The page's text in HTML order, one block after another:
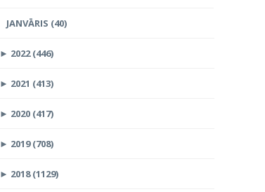
JANVĀRIS (40)
► 2022 (446)
► 2021 (413)
► 2020 (417)
► 2019 (708)
► 2018 (1129)